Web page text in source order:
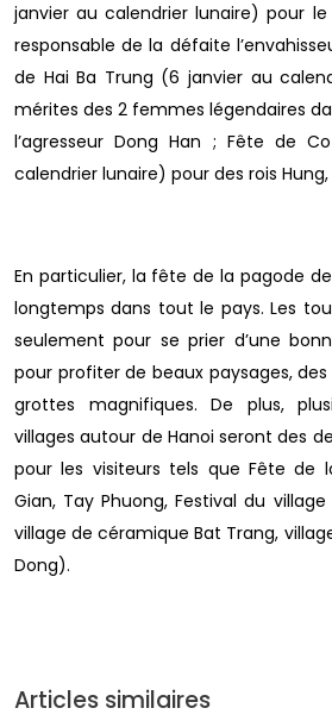
janvier au calendrier lunaire) pour
responsable de la défaite
de Hai Ba Trung (6 janvier au
mérites des 2 femmes légendaires
l’agresseur Dong Han ; Fête de
calendrier lunaire) pour des rois
En particulier, la fête de la pagode
longtemps dans tout le pays. Les
seulement pour se prier d’une
pour profiter de beaux paysages,
grottes magnifiques. De plus,
villages autour de Hanoi seront des
pour les visiteurs tels que Fête de
Gian, Tay Phuong, Festival du
village de céramique Bat Trang,
Dong).
Articles similaires